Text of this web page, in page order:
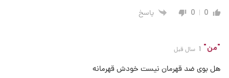
0
0 پاسخ
"من" 1 سال قبل
هل بوی ضد قهرمان نیست خودش قهرمانه